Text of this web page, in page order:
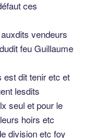
interdite sur
cet article sur
du droit